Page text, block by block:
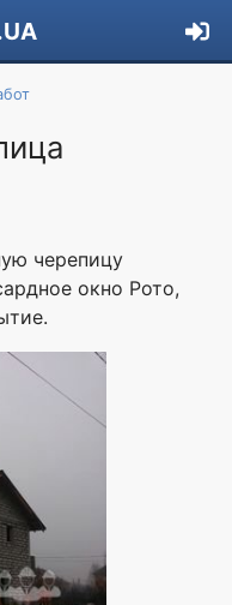
черепицу
окно Рото,